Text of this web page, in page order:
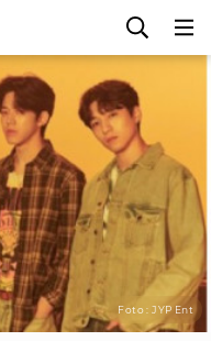
Foto : JYP Ent